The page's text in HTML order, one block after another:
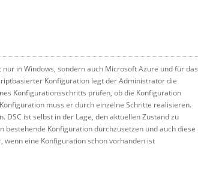
in Windows, sondern auch Microsoft Azure und für das
Konfiguration legt der Administrator die
Konfigurationsschritts prüfen, ob die Konfiguration
muss er durch einzelne Schritte realisieren.
ist selbst in der Lage, den aktuellen Zustand zu
Konfiguration durchzusetzen und auch diese
wenn eine Konfiguration schon vorhanden ist